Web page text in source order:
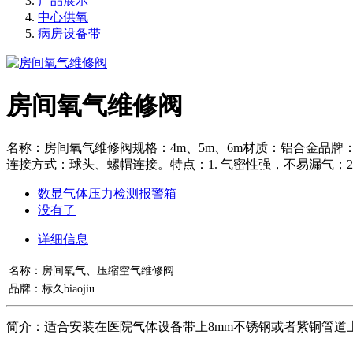
中心供氧
病房设备带
房间氧气维修阀
名称：房间氧气维修阀规格：4m、5m、6m材质：铝合金品
连接方式：球头、螺帽连接。特点：1. 气密性强，不易漏气
数显气体压力检测报警箱
没有了
详细信息
名称：房间氧气、压缩空气维修阀
品牌：标久biaojiu
简介：适合安装在医院气体设备带上8mm不锈钢或者紫铜管